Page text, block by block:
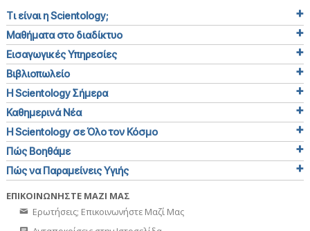
Τι είναι η Scientology;
Μαθήματα στο διαδίκτυο
Εισαγωγικές Υπηρεσίες
Βιβλιοπωλείο
Η Scientology Σήμερα
Καθημερινά Νέα
Η Scientology σε Όλο τον Κόσμο
Πώς Βοηθάμε
Πώς να Παραμείνεις Υγιής
ΕΠΙΚΟΙΝΩΝΗΣΤΕ ΜΑΖΙ ΜΑΣ
Ερωτήσεις; Επικοινωνήστε Μαζί Μας